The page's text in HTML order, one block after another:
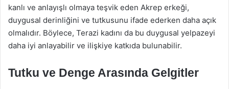
kanlı ve anlayışlı olmaya teşvik eden Akrep erkeği,
duygusal derinliğini ve tutkusunu ifade ederken daha açık
olmalıdır. Böylece, Terazi kadını da bu duygusal yelpazeyi
daha iyi anlayabilir ve ilişkiye katkıda bulunabilir.
Tutku ve Denge Arasında Gelgitler